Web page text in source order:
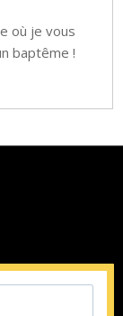
où je vous
baptême !